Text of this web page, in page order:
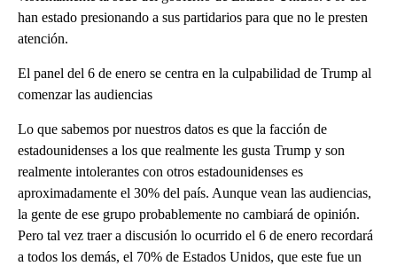
han estado presionando a sus partidarios para que no le presten
atención.
El panel del 6 de enero se centra en la culpabilidad de Trump al
comenzar las audiencias
Lo que sabemos por nuestros datos es que la facción de
estadounidenses a los que realmente les gusta Trump y son
realmente intolerantes con otros estadounidenses es
aproximadamente el 30% del país. Aunque vean las audiencias,
la gente de ese grupo probablemente no cambiará de opinión.
Pero tal vez traer a discusión lo ocurrido el 6 de enero recordará
a todos los demás, el 70% de Estados Unidos, que este fue un